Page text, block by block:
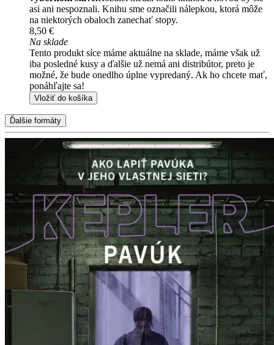
asi ani nespoznali. Knihu sme označili nálepkou, ktorá môže
na niektorých obaloch zanechať stopy.
8,50 €
Na sklade
Tento produkt síce máme aktuálne na sklade, máme však už
iba posledné kusy a ďalšie už nemá ani distribútor, preto je
možné, že bude onedlho úplne vypredaný. Ak ho chcete mať,
ponáhľajte sa!
Vložiť do košíka
Ďalšie formáty